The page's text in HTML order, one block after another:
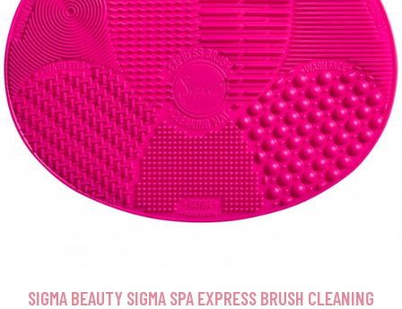
SIGMA BEAUTY SIGMA SPA EXPRESS BRUSH CLEANING